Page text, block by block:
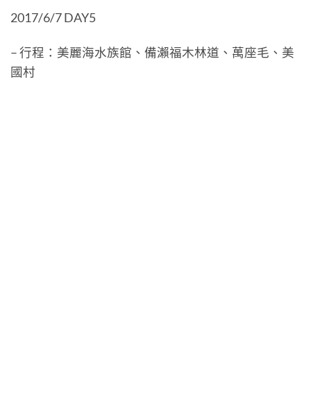
2017/6/7 DAY5
– 行程：美麗海水族館、備瀨福木林道、萬座毛、美
國村